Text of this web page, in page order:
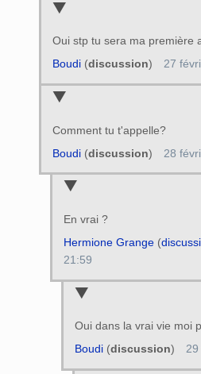
Oui stp tu sera ma première
Boudi(discussion) 27
Comment tu t'appelle?
Boudi(discussion) 28
En vrai ?
Hermione Grange(
21:59
Oui dans la vrai vie moi
Boudi(discussion) 29